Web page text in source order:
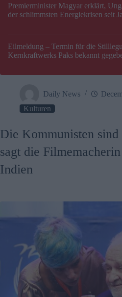
Premierminister Magyar erklärt,
der schlimmsten Energiekrisen seit
Eilmeldung – Termin für die
Kernkraftwerks Paks bekannt
Daily News
Kulturen
Die Kommunisten
sagt die
Indien